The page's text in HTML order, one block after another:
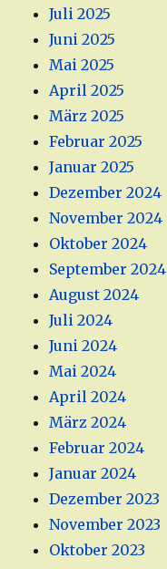
Juli 2025
Juni 2025
Mai 2025
April 2025
März 2025
Februar 2025
Januar 2025
Dezember 2024
November 2024
Oktober 2024
September 2024
August 2024
Juli 2024
Juni 2024
Mai 2024
April 2024
März 2024
Februar 2024
Januar 2024
Dezember 2023
November 2023
Oktober 2023